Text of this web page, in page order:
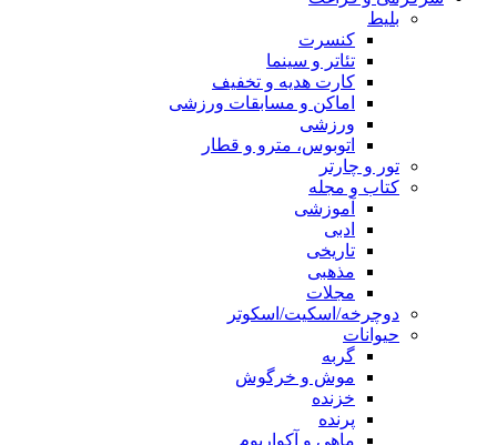
بلیط
کنسرت
تئاتر و سینما
کارت هدیه و تخفیف
اماکن و مسابقات ورزشی
ورزشی
اتوبوس، مترو و قطار
تور و چارتر
کتاب و مجله
آموزشی
ادبی
تاریخی
مذهبی
مجلات
دوچرخه/اسکیت/اسکوتر
حیوانات
گربه
موش و خرگوش
خزنده
پرنده
ماهی و آکواریوم